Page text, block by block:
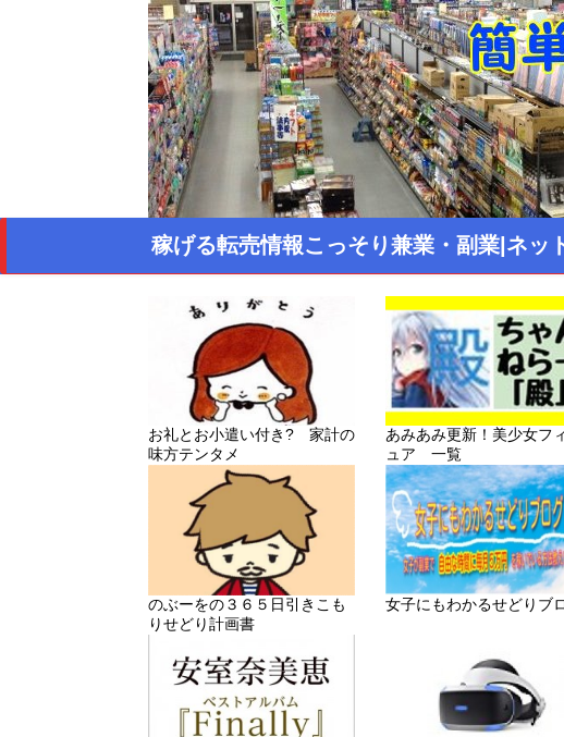
稼げる転売情報こっそり兼業・副業|ネッ
お礼とお小遣い付き? 家計の
味方テンタメ
あみあみ更新！美少女フ
ュア 一覧
のぶーをの３６５日引きこも
りせどり計画書
女子にもわかるせどりブ